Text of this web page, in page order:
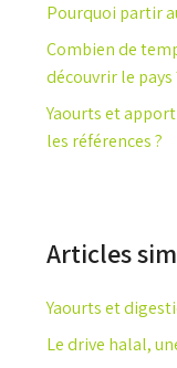
Pourquoi partir
Combien de
découvrir le pays
Yaourts et
les références ?
Articles
Yaourts et
Le drive halal,